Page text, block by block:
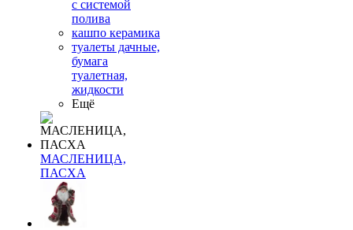
с системой
полива
кашпо керамика
туалеты дачные,
бумага
туалетная,
жидкости
Ещё
МАСЛЕНИЦА,
ПАСХА